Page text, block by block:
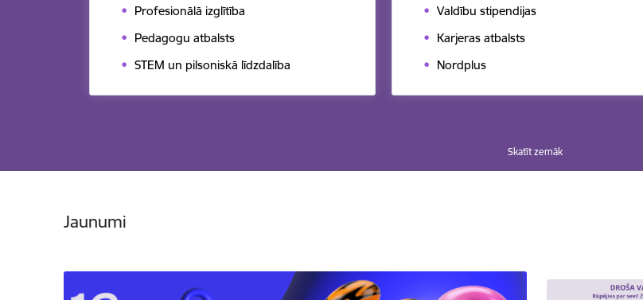
Profesionālā izglītība
Pedagogu atbalsts
STEM un pilsoniskā līdzdalība
Valdību stipendijas
Karjeras atbalsts
Nordplus
Skatīt zemāk
Jaunumi